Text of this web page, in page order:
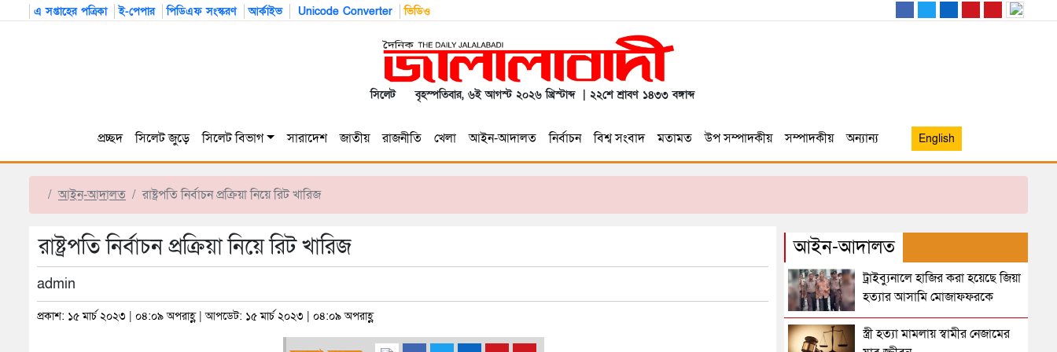
এ সপ্তাহের পত্রিকা ই-পেপার পিডিএফ সংস্করণ আর্কাইভ Unicode Converter ভিডিও
সিলেট বৃহস্পতিবার, ৬ই আগস্ট ২০২৬ খ্রিস্টাব্দ | ২২শে শ্রাবণ ১৪৩৩ বঙ্গাব্দ
প্রচ্ছদ সিলেট জুড়ে সিলেট বিভাগ সারাদেশ জাতীয় রাজনীতি খেলা আইন-আদালত নির্বাচন বিশ্ব সংবাদ মতামত উপ সম্পাদকীয় সম্পাদকীয় অন্যান্য English
আইন-আদালত রাষ্ট্রপতি নির্বাচন প্রক্রিয়া নিয়ে রিট খারিজ
রাষ্ট্রপতি নির্বাচন প্রক্রিয়া নিয়ে রিট খারিজ
admin
প্রকাশ: ১৫ মার্চ ২০২৩ | ০৪:০৯ অপরাহ্ণ | আপডেট: ১৫ মার্চ ২০২৩ | ০৪:০৯ অপরাহ্ণ
আইন-আদালত
ট্রাইব্যুনালে হাজির করা হয়েছে জিয়া
হত্যার আসামি মোজাফফরকে
স্ত্রী হত্যা মামলায় স্বামীর নেজামের